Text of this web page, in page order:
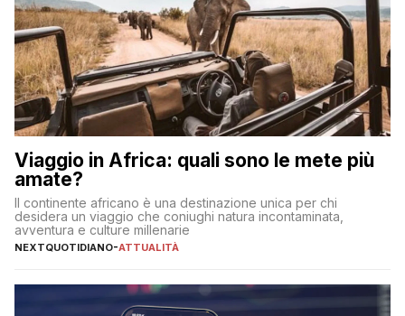
Viaggio in Africa: quali sono le mete più
amate?
Il continente africano è una destinazione unica per chi
desidera un viaggio che coniughi natura incontaminata,
avventura e culture millenarie
NEXTQUOTIDIANO-ATTUALITÀ